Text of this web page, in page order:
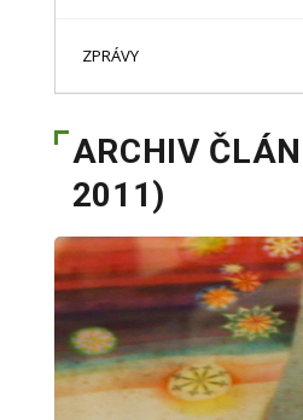
ZPRÁVY
ARCHIV
2011)